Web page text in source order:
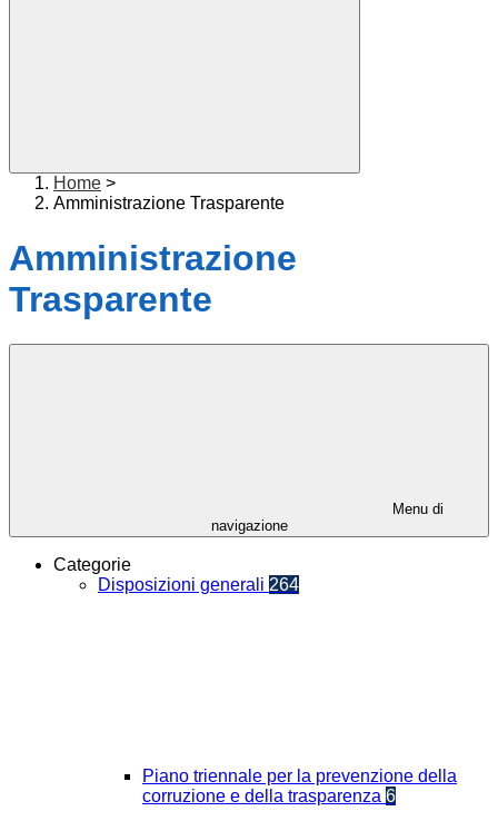
Home >
Amministrazione Trasparente
Amministrazione
Trasparente
Menu di
navigazione
Categorie
Disposizioni generali 264
Piano triennale per la prevenzione della
corruzione e della trasparenza 6